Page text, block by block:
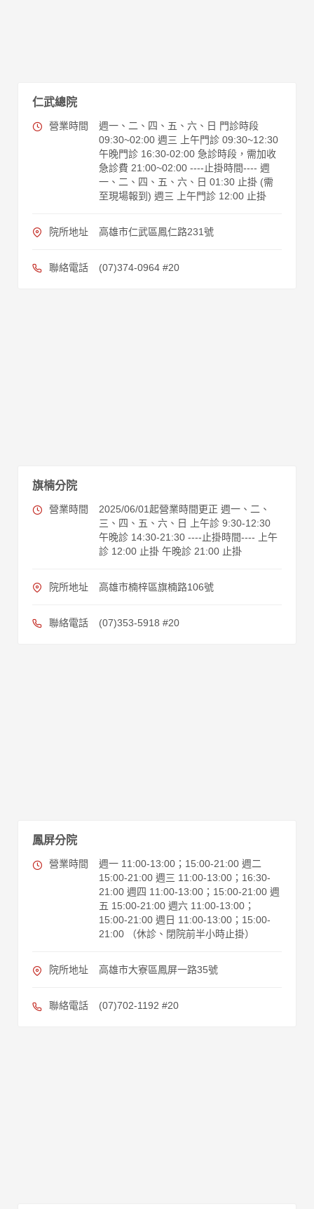
仁武總院
營業時間
週一、二、四、五、六、日 門診時段
09:30~02:00 週三 上午門診 09:30~12:30
午晚門診 16:30-02:00 急診時段，需加收
急診費 21:00~02:00 ----止掛時間---- 週
一、二、四、五、六、日 01:30 止掛 (需
至現場報到) 週三 上午門診 12:00 止掛
院所地址 高雄市仁武區鳳仁路231號
聯絡電話 (07)374-0964 #20
旗楠分院
營業時間
2025/06/01起營業時間更正 週一、二、
三、四、五、六、日 上午診 9:30-12:30
午晚診 14:30-21:30 ----止掛時間---- 上午
診 12:00 止掛 午晚診 21:00 止掛
院所地址 高雄市楠梓區旗楠路106號
聯絡電話 (07)353-5918 #20
鳳屏分院
營業時間
週一 11:00-13:00；15:00-21:00 週二
15:00-21:00 週三 11:00-13:00；16:30-
21:00 週四 11:00-13:00；15:00-21:00 週
五 15:00-21:00 週六 11:00-13:00；
15:00-21:00 週日 11:00-13:00；15:00-
21:00 （休診、閉院前半小時止掛）
院所地址 高雄市大寮區鳳屏一路35號
聯絡電話 (07)702-1192 #20